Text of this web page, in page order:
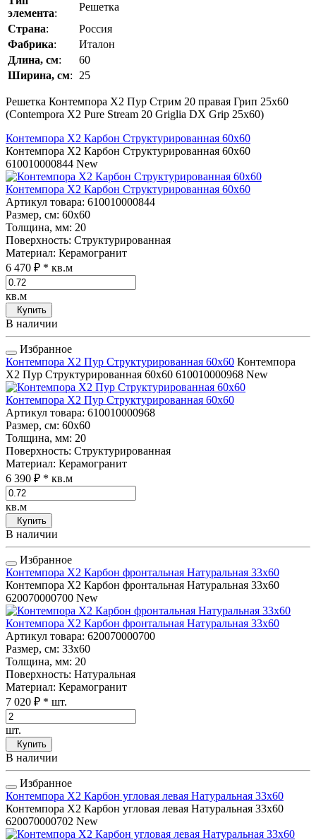
элемента:
Решетка
Страна:
Россия
Фабрика:
Италон
Длина, см:
60
Ширина, см: 25
Решетка Контемпора Х2 Пур Стрим 20 правая Грип 25x60
(Contempora Х2 Pure Stream 20 Griglia DX Grip 25x60)
Контемпора Х2 Карбон Структурированная 60x60
Контемпора Х2 Карбон Структурированная 60x60
610010000844 New
Контемпора Х2 Карбон Структурированная 60x60
Артикул товара: 610010000844
Размер, см: 60x60
Толщина, мм: 20
Поверхность: Структурированная
Материал: Керамогранит
6 470 ₽ * кв.м
кв.м
Купить
В наличии
Избранное
Контемпора Х2 Пур Структурированная 60x60 Контемпора
Х2 Пур Структурированная 60x60 610010000968 New
Контемпора Х2 Пур Структурированная 60x60
Артикул товара: 610010000968
Размер, см: 60x60
Толщина, мм: 20
Поверхность: Структурированная
Материал: Керамогранит
6 390 ₽ * кв.м
кв.м
Купить
В наличии
Избранное
Контемпора Х2 Карбон фронтальная Натуральная 33x60
Контемпора Х2 Карбон фронтальная Натуральная 33x60
620070000700 New
Контемпора Х2 Карбон фронтальная Натуральная 33x60
Артикул товара: 620070000700
Размер, см: 33x60
Толщина, мм: 20
Поверхность: Натуральная
Материал: Керамогранит
7 020 ₽ * шт.
шт.
Купить
В наличии
Избранное
Контемпора Х2 Карбон угловая левая Натуральная 33x60
Контемпора Х2 Карбон угловая левая Натуральная 33x60
620070000702 New